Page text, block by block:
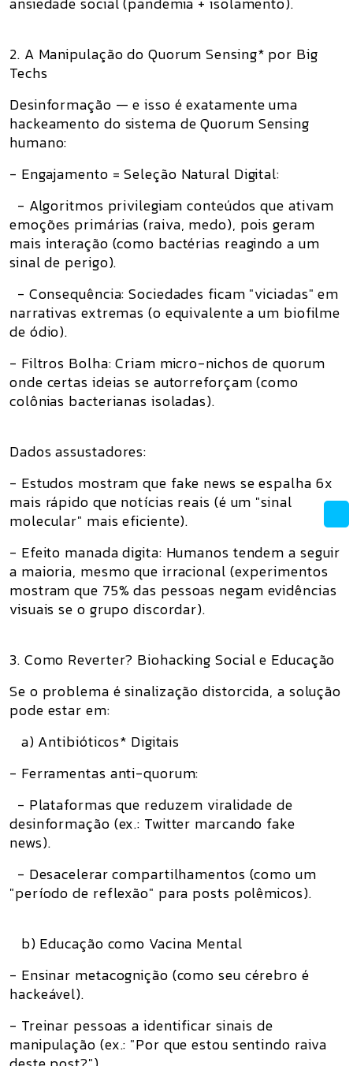
2. A Manipulação do Quorum Sensing* por Big
Techs
Desinformação — e isso é exatamente uma
hackeamento do sistema de Quorum Sensing
humano:
- Engajamento = Seleção Natural Digital:
- Algoritmos privilegiam conteúdos que ativam
emoções primárias (raiva, medo), pois geram
mais interação (como bactérias reagindo a um
sinal de perigo).
- Consequência: Sociedades ficam "viciadas" em
narrativas extremas (o equivalente a um biofilme
de ódio).
- Filtros Bolha: Criam micro-nichos de quorum
onde certas ideias se autorreforçam (como
colônias bacterianas isoladas).
Dados assustadores:
- Estudos mostram que fake news se espalha 6x
mais rápido que notícias reais (é um "sinal
molecular" mais eficiente).
- Efeito manada digita: Humanos tendem a seguir
a maioria, mesmo que irracional (experimentos
mostram que 75% das pessoas negam evidências
visuais se o grupo discordar).
3. Como Reverter? Biohacking Social e Educação
Se o problema é sinalização distorcida, a solução
pode estar em:
a) Antibióticos* Digitais
- Ferramentas anti-quorum:
- Plataformas que reduzem viralidade de
desinformação (ex.: Twitter marcando fake
news).
- Desacelerar compartilhamentos (como um
"período de reflexão" para posts polêmicos).
b) Educação como Vacina Mental
- Ensinar metacognição (como seu cérebro é
hackeável).
- Treinar pessoas a identificar sinais de
manipulação (ex.: "Por que estou sentindo raiva